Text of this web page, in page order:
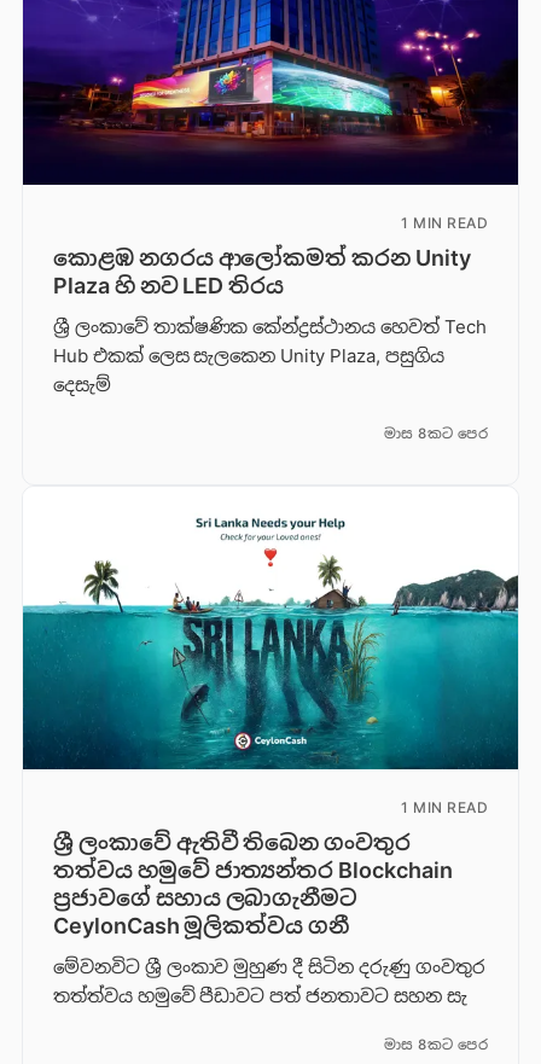
1 MIN READ
කොළඹ නගරය ආලෝකමත් කරන Unity
Plaza හි නව LED තිරය
ශ්‍රී ලංකාවේ තාක්ෂණික කේන්ද්‍රස්ථානය හෙවත් Tech
Hub එකක් ලෙස සැලකෙන Unity Plaza, පසුගිය
දෙසැම්
මාස 8කට පෙර
1 MIN READ
ශ්‍රී ලංකාවේ ඇතිවී තිබෙන ගංවතුර
තත්වය හමුවේ ජාත්‍යන්තර Blockchain
ප්‍රජාවගේ සහාය ලබාගැනීමට
CeylonCash මූලිකත්වය ග​නී
මේවනවිට ශ්‍රී ලංකාව මුහුණ දී සිටින දරුණු ගංවතුර
තත්ත්වය හමුවේ පීඩාවට පත් ජනතාවට සහන සැ
මාස 8කට පෙර